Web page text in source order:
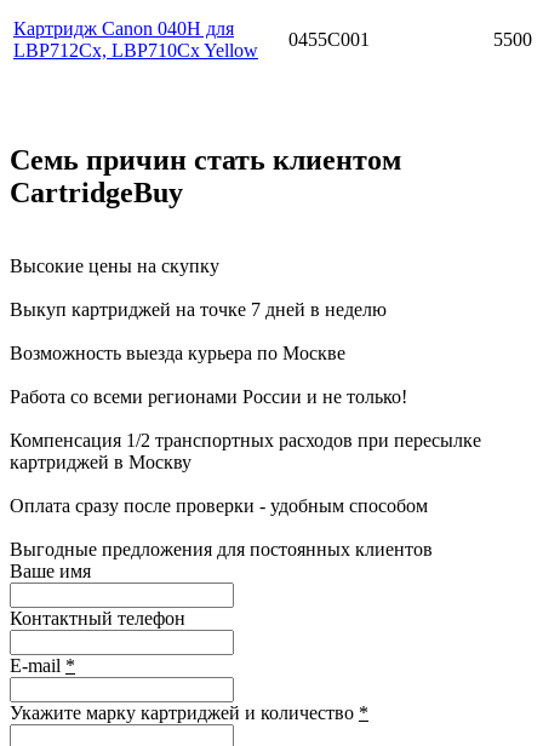
Картридж Canon 040H для
LBP712Cx, LBP710Cx Yellow
0455C001 5500
Семь причин стать клиентом
CartridgeBuy
Высокие цены на скупку
Выкуп картриджей на точке 7 дней в неделю
Возможность выезда курьера по Москве
Работа со всеми регионами России и не только!
Компенсация 1/2 транспортных расходов при пересылке
картриджей в Москву
Оплата сразу после проверки - удобным способом
Выгодные предложения для постоянных клиентов
Ваше имя
Контактный телефон
E-mail *
Укажите марку картриджей и количество *